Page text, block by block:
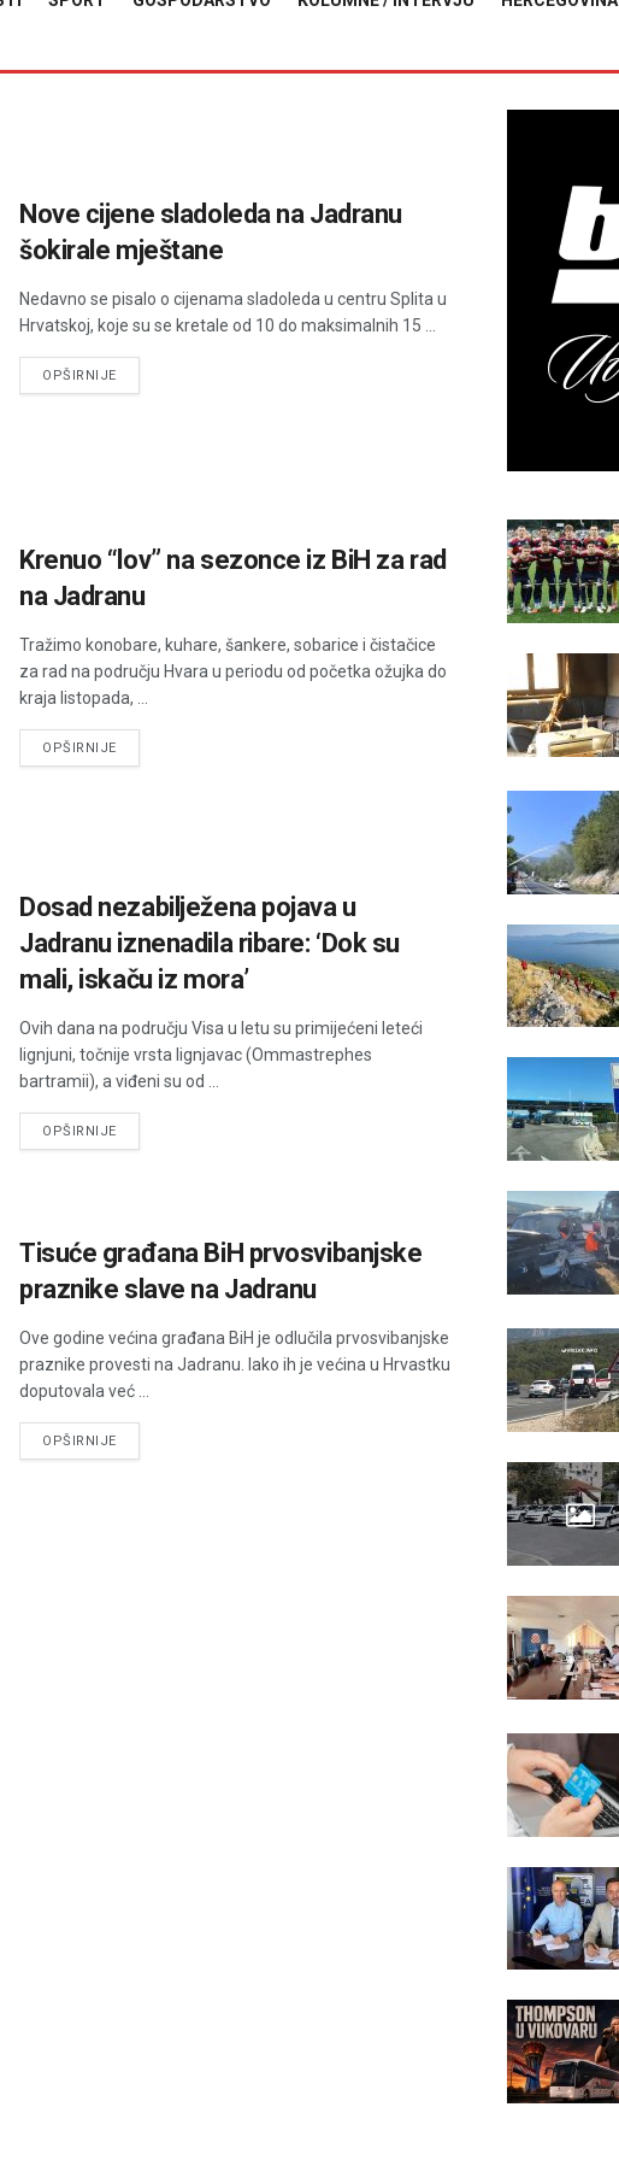
Nove cijene sladoleda na Jadranu
šokirale mještane
Nedavno se pisalo o cijenama sladoleda u centru Splita u
Hrvatskoj, koje su se kretale od 10 do maksimalnih 15 ...
OPŠIRNIJEDETAILS
Krenuo “lov” na sezonce iz BiH za rad
na Jadranu
Tražimo konobare, kuhare, šankere, sobarice i čistačice
za rad na području Hvara u periodu od početka ožujka do
kraja listopada, ...
OPŠIRNIJEDETAILS
Dosad nezabilježena pojava u
Jadranu iznenadila ribare: ‘Dok su
mali, iskaču iz mora’
Ovih dana na području Visa u letu su primijećeni leteći
lignjuni, točnije vrsta lignjavac (Ommastrephes
bartramii), a viđeni su od ...
OPŠIRNIJEDETAILS
Tisuće građana BiH prvosvibanjske
praznike slave na Jadranu
Ove godine većina građana BiH je odlučila prvosvibanjske
praznike provesti na Jadranu. Iako ih je većina u Hrvastku
doputovala već ...
OPŠIRNIJEDETAILS